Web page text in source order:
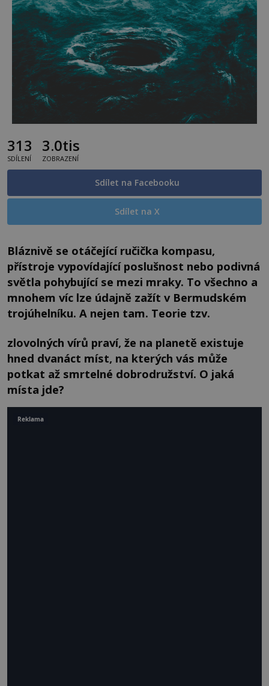
313
SDÍLENÍ
3.0tis
ZOBRAZENÍ
Sdílet na Facebooku
Sdílet na X
Bláznivě se otáčející ručička kompasu,
přístroje vypovídající poslušnost nebo podivná
světla pohybující se mezi mraky. To všechno a
mnohem víc lze údajně zažít v Bermudském
trojúhelníku. A nejen tam. Teorie tzv.
zlovolných vírů praví, že na planetě existuje
hned dvanáct míst, na kterých vás může
potkat až smrtelné dobrodružství. O jaká
místa jde?
Reklama